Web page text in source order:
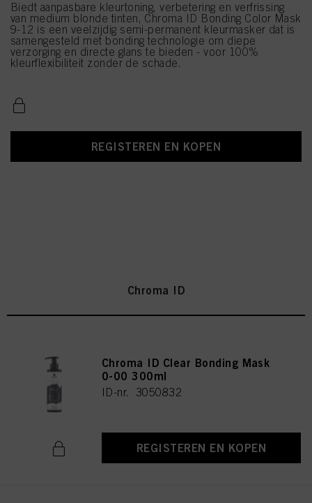
Biedt aanpasbare kleurtoning, verbetering en verfrissing
van medium blonde tinten, Chroma ID Bonding Color Mask
9-12 is een veelzijdig semi-permanent kleurmasker dat is
samengesteld met bonding technologie om diepe
verzorging en directe glans te bieden - voor 100%
kleurflexibiliteit zonder de schade.
REGISTEREN EN KOPEN
Chroma ID
Chroma ID Clear Bonding Mask
0-00 300ml
ID-nr. 3050832
REGISTEREN EN KOPEN